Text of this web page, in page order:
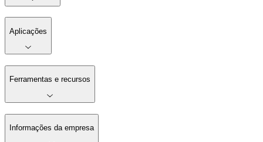
Aplicações
Ferramentas e recursos
Informações da empresa